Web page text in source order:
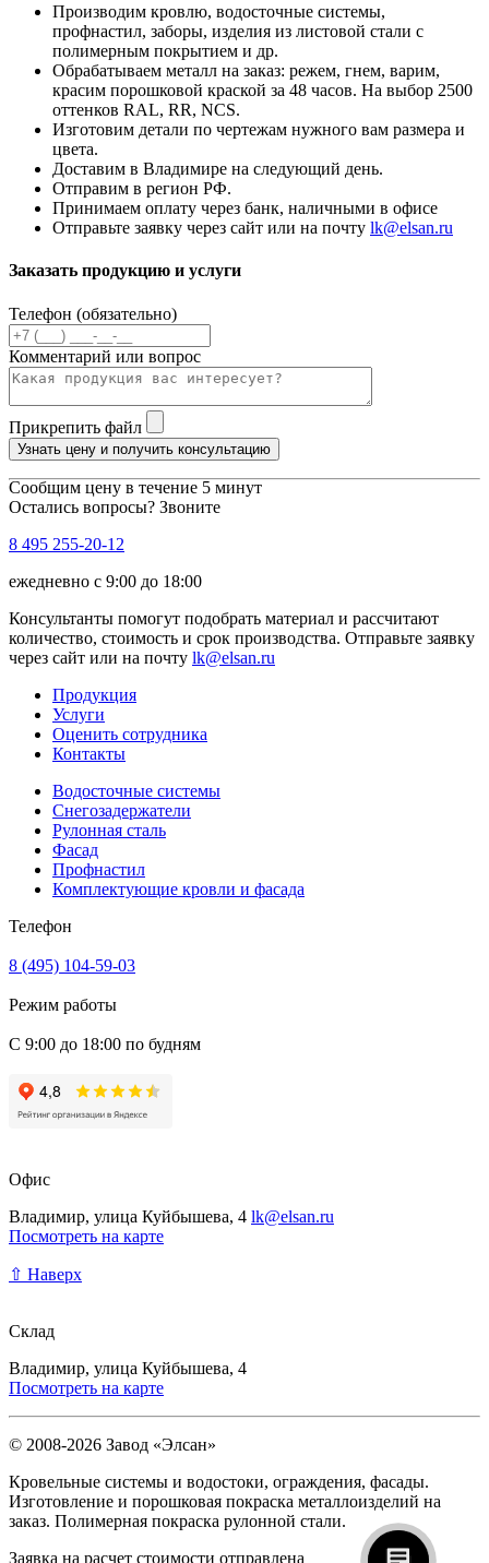
Производим кровлю, водосточные системы,
профнастил, заборы, изделия из листовой стали с
полимерным покрытием и др.
Обрабатываем металл на заказ: режем, гнем, варим,
красим порошковой краской за 48 часов. На выбор 2500
оттенков RAL, RR, NCS.
Изготовим детали по чертежам нужного вам размера и
цвета.
Доставим в Владимире на следующий день.
Отправим в регион РФ.
Принимаем оплату через банк, наличными в офисе
Отправьте заявку через сайт или на почту lk@elsan.ru
Заказать продукцию и услуги
Телефон (обязательно)
Комментарий или вопрос
Прикрепить файл
Узнать цену и получить консультацию
Сообщим цену в течение 5 минут
Остались вопросы? Звоните
8 495 255-20-12
ежедневно с 9:00 до 18:00
Консультанты помогут подобрать материал и рассчитают
количество, стоимость и срок производства. Отправьте заявку
через сайт или на почту lk@elsan.ru
Продукция
Услуги
Оценить сотрудника
Контакты
Водосточные системы
Снегозадержатели
Рулонная сталь
Фасад
Профнастил
Комплектующие кровли и фасада
Телефон
8 (495) 104-59-03
Режим работы
С 9:00 до 18:00 по будням
Офис
Владимир, улица Куйбышева, 4 lk@elsan.ru
Посмотреть на карте
⇧ Наверх
Склад
Владимир, улица Куйбышева, 4
Посмотреть на карте
© 2008-2026 Завод «Элсан»
Кровельные системы и водостоки, ограждения, фасады.
Изготовление и порошковая покраска металлоизделий на
заказ. Полимерная покраска рулонной стали.
Заявка на расчет стоимости отправлена